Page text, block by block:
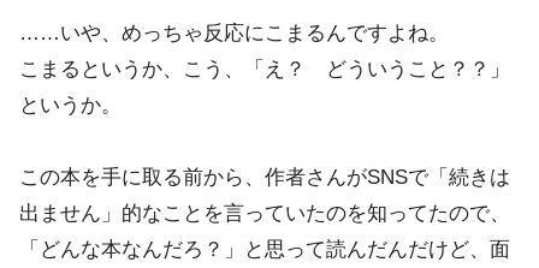
……いや、めっちゃ反応にこまるんですよね。
こまるというか、こう、「え？ どういうこと？？」
というか。
この本を手に取る前から、作者さんがSNSで「続きは
出ません」的なことを言っていたのを知ってたので、
「どんな本なんだろ？」と思って読んだんだけど、面